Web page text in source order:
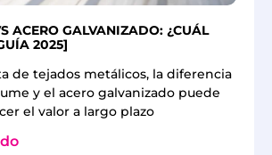
ACERO GALVANIZADO: ¿CUÁL
2025]
de tejados metálicos, la diferencia
y el acero galvanizado puede
el valor a largo plazo